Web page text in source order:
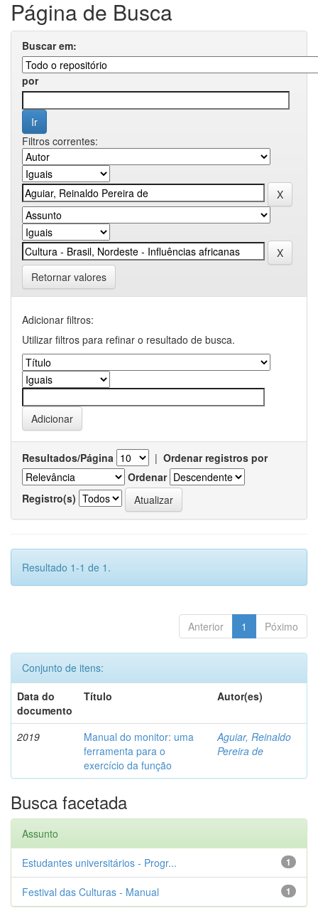
Página de Busca
Buscar em:
por
Filtros correntes:
Retornar valores
Adicionar filtros:
Utilizar filtros para refinar o resultado de busca.
Resultados/Página | Ordenar registros por
Ordenar
Registro(s)
Resultado 1-1 de 1.
Anterior 1 Póximo
Conjunto de itens:
Data do
documento
Título Autor(es)
2019
Manual do monitor: uma
ferramenta para o
exercício da função
Aguiar, Reinaldo
Pereira de
Busca facetada
Assunto
1
Estudantes universitários - Progr...
1
Festival das Culturas - Manual